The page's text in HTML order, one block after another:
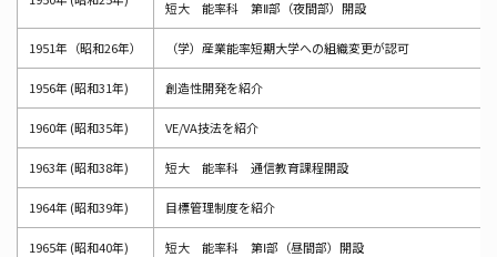
短大 能率科 第Ⅱ部（夜間部）開設
1951年（昭和26年） （学）産業能率短期大学への組織変更が認可
1956年 (昭和31年) 創造性開発を紹介
1960年 (昭和35年) VE/VA技法を紹介
1963年 (昭和38年) 短大 能率科 通信教育課程開設
1964年 (昭和39年) 目標管理制度を紹介
1965年 (昭和40年) 短大 能率科 第Ⅰ部（昼間部）開設